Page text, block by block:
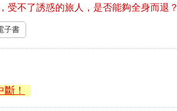
受不了誘惑的旅人，是否能夠全身而退？
子書
！